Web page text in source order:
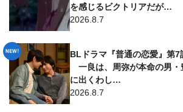
を感じるビクトリアだが…
2026.8.7
BLドラマ『普通の恋愛』第7
一良は、周弥が本命の男・
に出くわし…
2026.8.7